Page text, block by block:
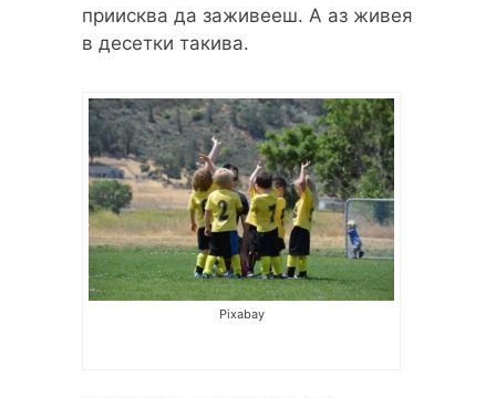
приисква да заживееш. А аз живея
в десетки такива.
Pixabay